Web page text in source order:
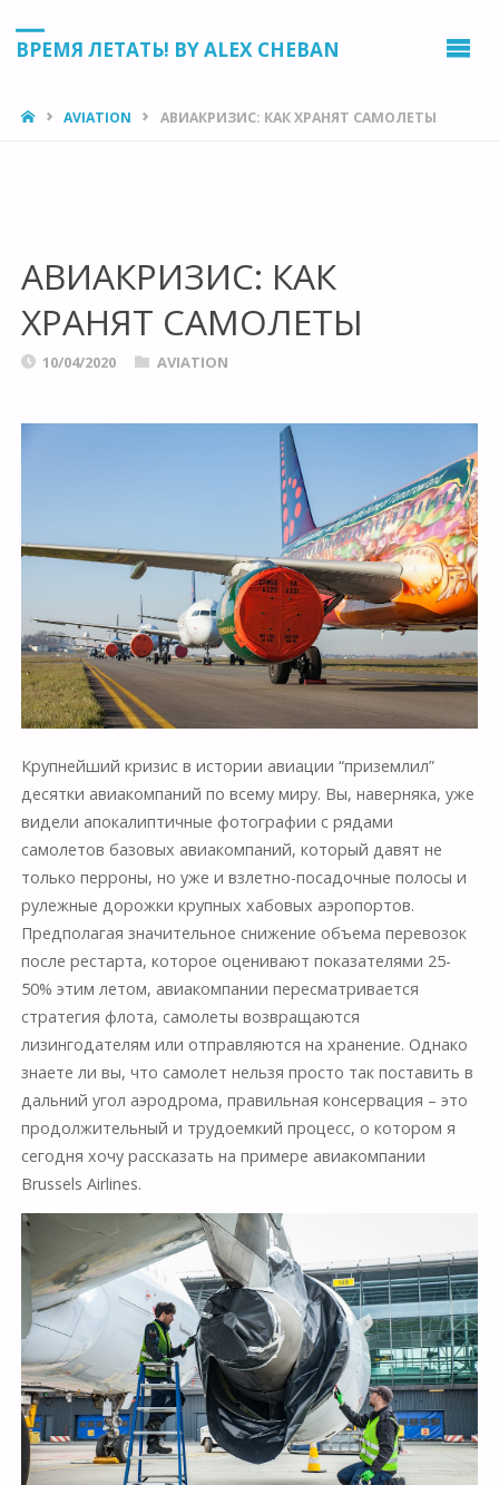
ВРЕМЯ ЛЕТАТЬ! BY ALEX CHEBAN
HOMEAVIATION АВИАКРИЗИС: КАК ХРАНЯТ САМОЛЕТЫ
АВИАКРИЗИС: КАК
ХРАНЯТ САМОЛЕТЫ
10/04/2020 AVIATION
Крупнейший кризис в истории авиации “приземлил”
десятки авиакомпаний по всему миру. Вы, наверняка, уже
видели апокалиптичные фотографии с рядами
самолетов базовых авиакомпаний, который давят не
только перроны, но уже и взлетно-посадочные полосы и
рулежные дорожки крупных хабовых аэропортов.
Предполагая значительное снижение объема перевозок
после рестарта, которое оценивают показателями 25-
50% этим летом, авиакомпании пересматривается
стратегия флота, самолеты возвращаются
лизингодателям или отправляются на хранение. Однако
знаете ли вы, что самолет нельзя просто так поставить в
дальний угол аэродрома, правильная консервация – это
продолжительный и трудоемкий процесс, о котором я
сегодня хочу рассказать на примере авиакомпании
Brussels Airlines.